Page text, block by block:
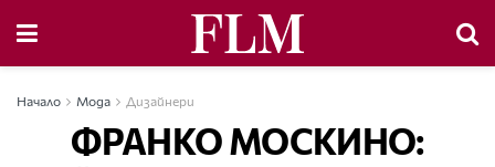
Начало Мода Дизайнери
ФРАНКО МОСКИНО: